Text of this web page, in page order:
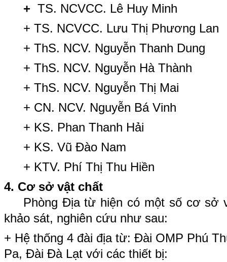
+ TS. NCVCC. Lê Huy Minh
+ TS. NCVCC. Lưu Thị Phương Lan
+ ThS. NCV. Nguyễn Thanh Dung
+ ThS. NCV. Nguyễn Hà Thành
+ ThS. NCV. Nguyễn Thị Mai
+ CN. NCV. Nguyễn Bá Vinh
+ KS. Phan Thanh Hải
+ KS. Vũ Đào Nam
+ KTV. Phí Thị Thu Hiền
4. Cơ sở vật chất
Phòng Địa từ hiện có một số cơ sở
khảo sát, nghiên cứu như sau:
+ Hệ thống 4 đài địa từ: Đài OMP Phú
Pa, Đài Đà Lạt với các thiết bị: